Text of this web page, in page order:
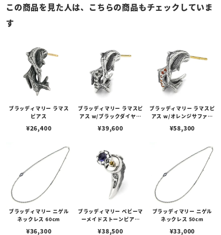
この商品を見た人は、こちらの商品もチェックしていま
す
ブラッディマリー ラマス
ピアス
¥26,400
ブラッディマリー ラマスピ
アス w/ブラックダイヤモ
¥39,600
ブラッディマリー ラマスピ
アス w/オレンジサファイ
¥58,300
ブラッディマリー ニゲル
ネックレス 60cm
¥36,300
ブラッディマリー ベビーマ
ーメイドストーンピアス
¥38,500
ブラッディマリー ニゲル
ネックレス 50cm
¥33,000